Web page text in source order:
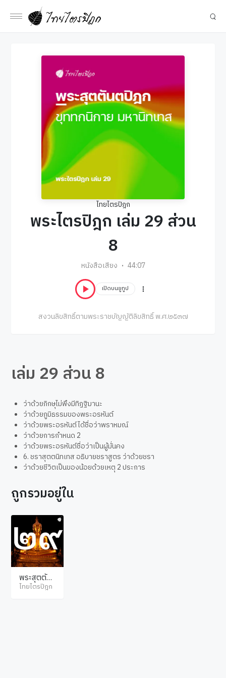
ไทยไตรปิฎก
พระไตรปิฎก เล่ม 29 ส่วน
8
หนังสือเสียง 44:07
เปิดบนยูทูป
สงวนลิขสิทธิ์ตามพระราชบัญญัติลิขสิทธิ์ พ.ศ.๒๕๓๗
เล่ม 29 ส่วน 8
ว่าด้วยภิกษุไม่พึงมีทิฏฐิมานะ
ว่าด้วยภูมิธรรมของพระอรหันต์
ว่าด้วยพระอรหันต์ได้ชื่อว่าพราหมณ์
ว่าด้วยการกำหนด 2
ว่าด้วยพระอรหันต์ชื่อว่าเป็นผู้มั่นคง
6. ชราสุตตนิทเทส อธิบายชราสูตร ว่าด้วยชรา
ว่าด้วยชีวิตเป็นของน้อยด้วยเหตุ 2 ประการ
ถูกรวมอยู่ใน
พระสุตตัน
ตปิฎก ขุทท
ไทยไตรปิฎก